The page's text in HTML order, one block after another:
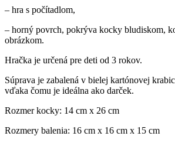
– hra s počítadlom,
– horný povrch, pokrýva kocky bludiskom,
obrázkom.
Hračka je určená pre deti od 3 rokov.
Súprava je zabalená v bielej kartónovej
vďaka čomu je ideálna ako darček.
Rozmer kocky: 14 cm x 26 cm
Rozmery balenia: 16 cm x 16 cm x 15 cm